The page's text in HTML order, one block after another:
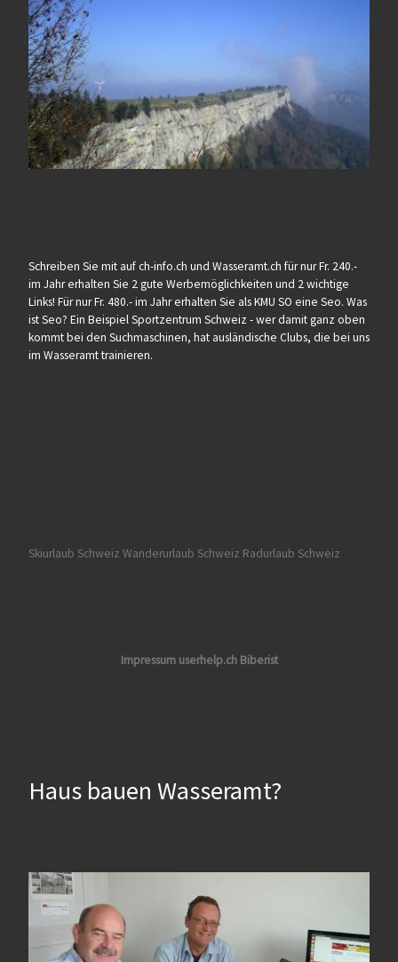
Schreiben Sie mit auf ch-info.ch und Wasseramt.ch für nur Fr. 240.-
im Jahr erhalten Sie 2 gute Werbemöglichkeiten und 2 wichtige
Links! Für nur Fr. 480.- im Jahr erhalten Sie als KMU SO eine Seo. Was
ist Seo? Ein Beispiel Sportzentrum Schweiz - wer damit ganz oben
kommt bei den Suchmaschinen, hat ausländische Clubs, die bei uns
im Wasseramt trainieren.
Skiurlaub Schweiz Wanderurlaub Schweiz Radurlaub Schweiz
Impressum userhelp.ch Biberist
Haus bauen Wasseramt?